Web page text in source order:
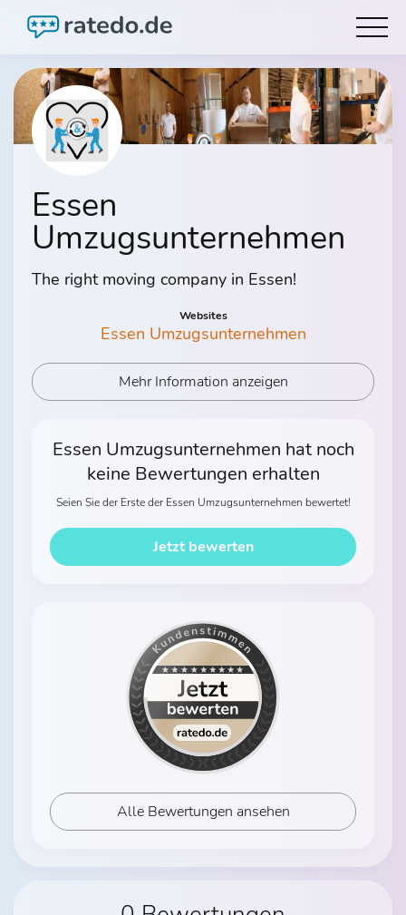
Essen
Umzugsunternehmen
The right moving company in Essen!
Websites
Essen Umzugsunternehmen
Mehr Information anzeigen
Essen Umzugsunternehmen hat noch
keine Bewertungen erhalten
Seien Sie der Erste der Essen Umzugsunternehmen bewertet!
Jetzt bewerten
Alle Bewertungen ansehen